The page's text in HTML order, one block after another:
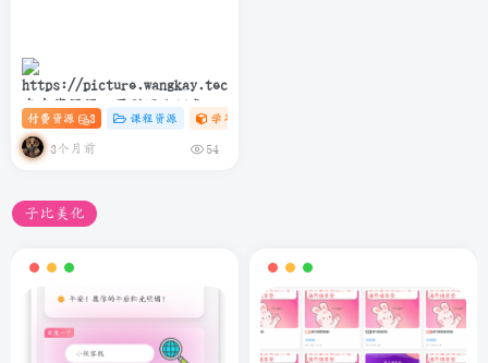
夸克资源课：互联网人Al化转
型实操能力课，人人都能听懂
的Al课程
付费资源 3 课程资源 学习资料课
3个月前 54
子比美化